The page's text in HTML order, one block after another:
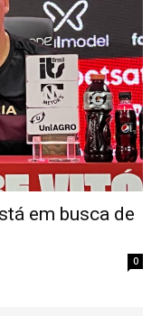
em busca de
0